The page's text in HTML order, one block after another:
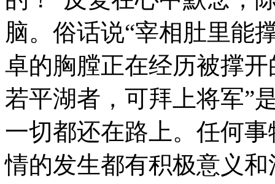
脑。俗话说“宰相肚里能
卓的胸膛正在经历被撑
若平湖者，可拜上将军”
一切都还在路上。任何
情的发生都有积极意义